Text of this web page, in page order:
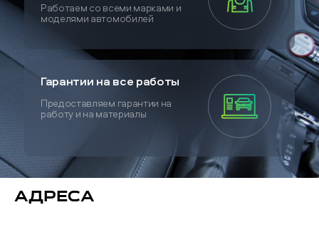
Работаем со всеми марками и
моделями автомобилей
Гарантии на все работы
Предоставляем гарантии на
работу и на материалы
Адреса